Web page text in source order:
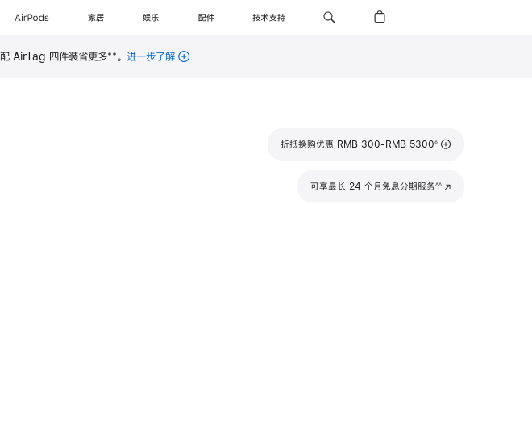
AirPods 家居 娱乐 配件 技术支持
配 AirTag 四件装省更多**。 进一步了解
折抵换购优惠 RMB 300-RMB 5300注
◊
可享最长 24 个月免息分期服务注
∆∆
(在